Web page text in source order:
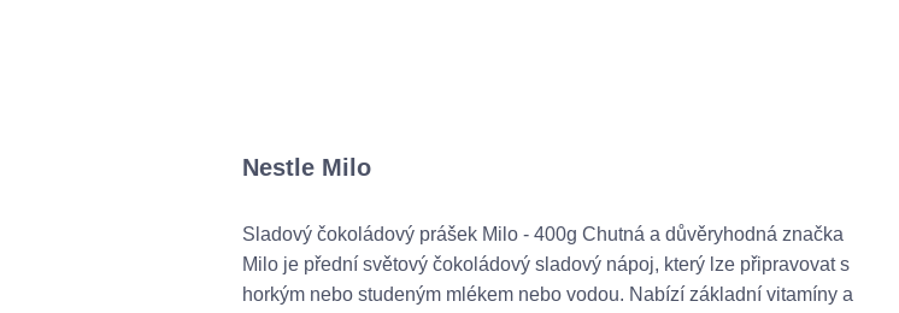
Nestle Milo
Sladový čokoládový prášek Milo - 400g Chutná a důvěryhodná značka
Milo je přední světový čokoládový sladový nápoj, který lze připravovat s
horkým nebo studeným mlékem nebo vodou. Nabízí základní vitamíny a